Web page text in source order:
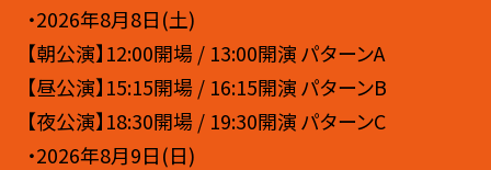
・2026年8月8日(土)
【朝公演】12:00開場 / 13:00開演 パターンA
【昼公演】15:15開場 / 16:15開演 パターンB
【夜公演】18:30開場 / 19:30開演 パターンC
・2026年8月9日(日)